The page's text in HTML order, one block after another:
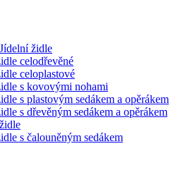
Jídelní židle
celodřevěné
celoplastové
s kovovými nohami
s plastovým sedákem a opěrákem
s dřevěným sedákem a opěrákem
s čalouněným sedákem